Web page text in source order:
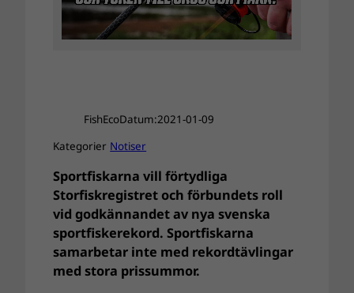
FishEcoDatum:2021-01-09
Kategorier Notiser
Sportfiskarna vill förtydliga
Storfiskregistret och förbundets roll
vid godkännandet av nya svenska
sportfiskerekord. Sportfiskarna
samarbetar inte med rekordtävlingar
med stora prissummor.